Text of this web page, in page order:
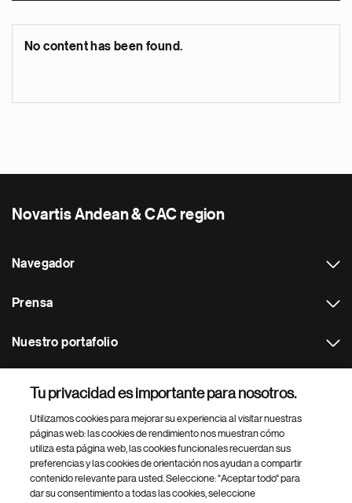
No content has been found.
Novartis Andean & CAC region
Navegador
Prensa
Nuestro portafolio
Footer Site Search
Tu privacidad es importante para nosotros.
Utilizamos cookies para mejorar su experiencia al visitar nuestras
páginas web: las cookies de rendimiento nos muestran cómo
utiliza esta página web, las cookies funcionales recuerdan sus
preferencias y las cookies de orientación nos ayudan a compartir
contenido relevante para usted. Seleccione: "Aceptar todo" para
dar su consentimiento a todas las cookies, seleccione